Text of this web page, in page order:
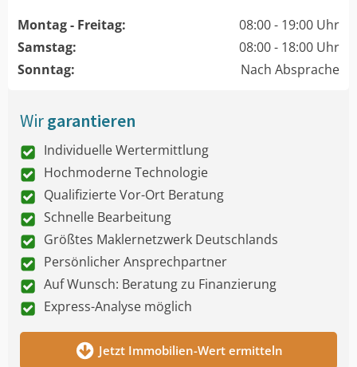
Montag - Freitag:
08:00 - 19:00 Uhr
Samstag:
08:00 - 18:00 Uhr
Sonntag:
Nach Absprache
Wirgarantieren
Individuelle Wertermittlung
Hochmoderne Technologie
Qualifizierte Vor-Ort Beratung
Schnelle Bearbeitung
Größtes Maklernetzwerk Deutschlands
Persönlicher Ansprechpartner
Auf Wunsch: Beratung zu Finanzierung
Express-Analyse möglich
Jetzt Immobilien-Wert ermitteln